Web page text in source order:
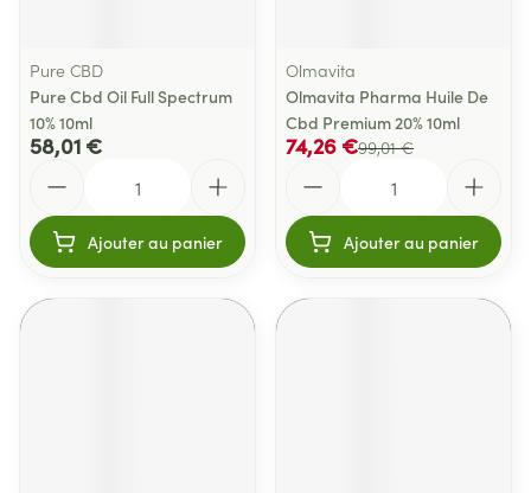
Pure CBD
Pure Cbd Oil Full Spectrum
10% 10ml
58,01 €
Ajouter au panier
Olmavita
Olmavita Pharma Huile De
Cbd Premium 20% 10ml
99,01 €
74,26 €
Ajouter au panier